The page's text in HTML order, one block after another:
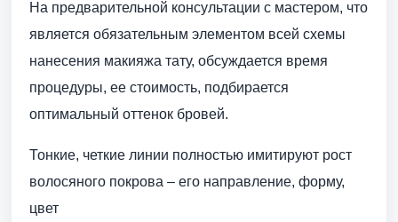
На предварительной консультации с мастером, что
является обязательным элементом всей схемы
нанесения макияжа тату, обсуждается время
процедуры, ее стоимость, подбирается
оптимальный оттенок бровей.
Тонкие, четкие линии полностью имитируют рост
волосяного покрова – его направление, форму,
цвет